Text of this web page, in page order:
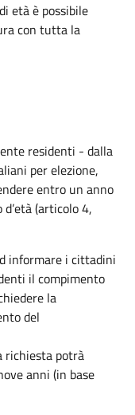
età è possibile
con tutta la
residenti - dalla
per elezione,
entro un anno
(articolo 4,
informare i cittadini
il compimento
la
del
richiesta potrà
anni (in base